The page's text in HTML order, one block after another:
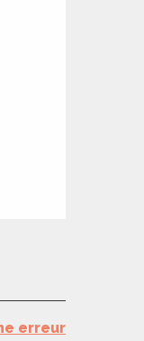
erreur